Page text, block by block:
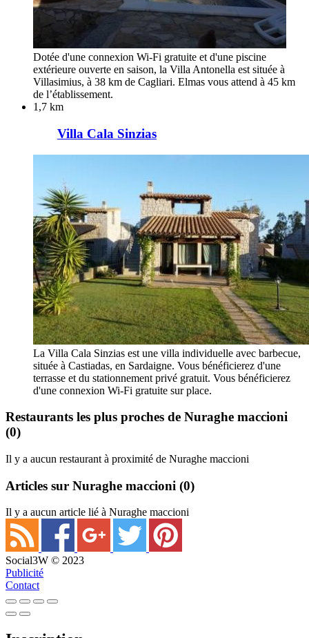
Dotée d'une connexion Wi-Fi gratuite et d'une piscine
extérieure ouverte en saison, la Villa Antonella est située à
Villasimius, à 38 km de Cagliari. Elmas vous attend à 45 km
de l’établissement.
1,7 km
Villa Cala Sinzias
La Villa Cala Sinzias est une villa individuelle avec barbecue,
située à Castiadas, en Sardaigne. Vous bénéficierez d'une
terrasse et du stationnement privé gratuit. Vous bénéficierez
d'une connexion Wi-Fi gratuite sur place.
Restaurants les plus proches de Nuraghe maccioni
(0)
Il y a aucun restaurant à proximité de Nuraghe maccioni
Articles sur Nuraghe maccioni (0)
Il y a aucun article lié à Nuraghe maccioni
Social3W © 2023
Publicité
Contact